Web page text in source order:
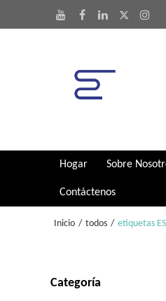
Hogar Sobre
Contáctenos
Inicio / todos / etiquetas
Categoría